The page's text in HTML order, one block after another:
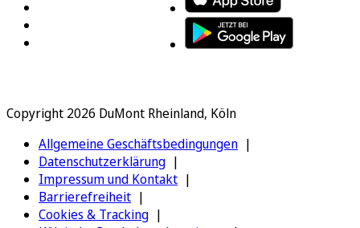
Copyright 2026 DuMont Rheinland, Köln
Allgemeine Geschäftsbedingungen
Datenschutzerklärung
Impressum und Kontakt
Barrierefreiheit
Cookies & Tracking